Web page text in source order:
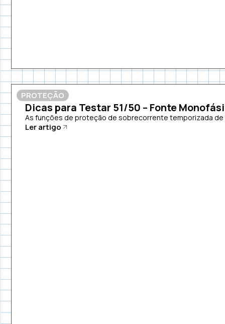
PROTEÇÃO
Dicas para Testar 51/50 – Fonte
As funções de proteção de sobrecorrente temporizada de
Ler artigo